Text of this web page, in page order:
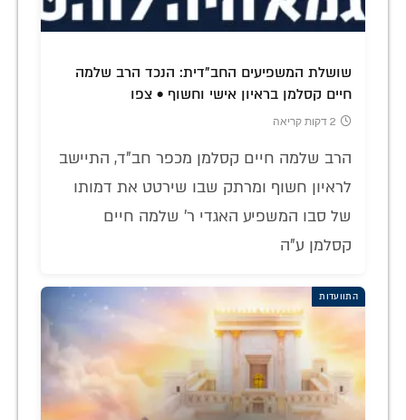
שושלת המשפיעים החב"דית: הנכד הרב שלמה
חיים קסלמן בראיון אישי וחשוף • צפו
2 דקות קריאה
הרב שלמה חיים קסלמן מכפר חב"ד, התיישב
לראיון חשוף ומרתק שבו שירטט את דמותו
של סבו המשפיע האגדי ר' שלמה חיים
קסלמן ע"ה
התוועדות